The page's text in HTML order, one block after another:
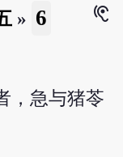
» 6
hearing
，急与猪苓